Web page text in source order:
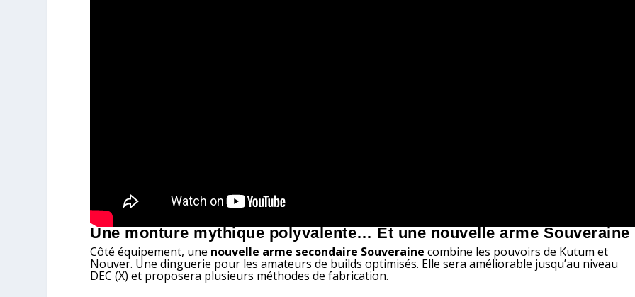
Une monture mythique polyvalente… Et une nouvelle arme Souveraine
Côté équipement, une nouvelle arme secondaire Souveraine combine les pouvoirs de Kutum et
Nouver. Une dinguerie pour les amateurs de builds optimisés. Elle sera améliorable jusqu’au niveau
DEC (X) et proposera plusieurs méthodes de fabrication.